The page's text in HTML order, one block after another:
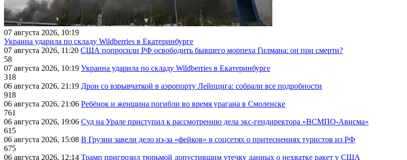
07 августа 2026, 10:19
Украина ударила по складу Wildberries в Екатеринбурге
07 августа 2026, 11:20 США попросили РФ освободить бывшего морпеха Гилмана: он при смерти?
58
07 августа 2026, 10:19 Украина ударила по складу Wildberries в Екатеринбурге
318
06 августа 2026, 21:19 Дрон со взрывчаткой в аэропорту Лейпцига: собрали все подробности
918
06 августа 2026, 21:06 Ребёнок и женщина погибли во время урагана в Смоленске
761
06 августа 2026, 19:06 Суд на Урале приступил к рассмотрению дела экс-гендиректора «ВСМПО-Ависма»
615
06 августа 2026, 15:08 В Грузии завели дело из-за «фейков» в соцсетях о притеснениях туристов из РФ
675
06 августа 2026, 12:14 Трамп пригрозил тюрьмой допустившим утечку данных о нехватке ракет у США